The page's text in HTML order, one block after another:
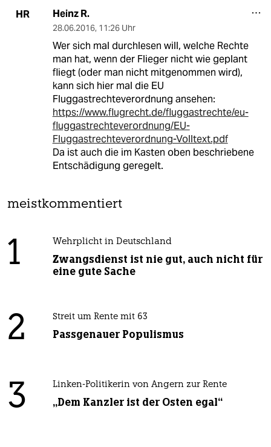
HR Heinz R.
28.06.2016, 11:26 Uhr
Wer sich mal durchlesen will, welche Rechte
man hat, wenn der Flieger nicht wie geplant
fliegt (oder man nicht mitgenommen wird),
kann sich hier mal die EU
Fluggastrechteverordnung ansehen:
https://www.flugrecht.de/fluggastrechte/eu-
fluggastrechteverordnung/EU-
Fluggastrechteverordnung-Volltext.pdf
Da ist auch die im Kasten oben beschriebene
Entschädigung geregelt.
meistkommentiert
1 Wehrplicht in Deutschland
Zwangsdienst ist nie gut, auch nicht für
eine gute Sache
2 Streit um Rente mit 63
Passgenauer Populismus
3 Linken-Politikerin von Angern zur Rente
„Dem Kanzler ist der Osten egal“